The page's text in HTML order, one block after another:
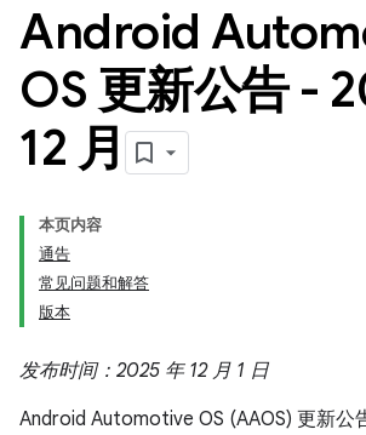
Android
OS 更新公告 -
12 月
本页内容
通告
常见问题和解答
版本
发布时间：2025 年 12 月 1 日
Android Automotive OS (AAOS) 更新公